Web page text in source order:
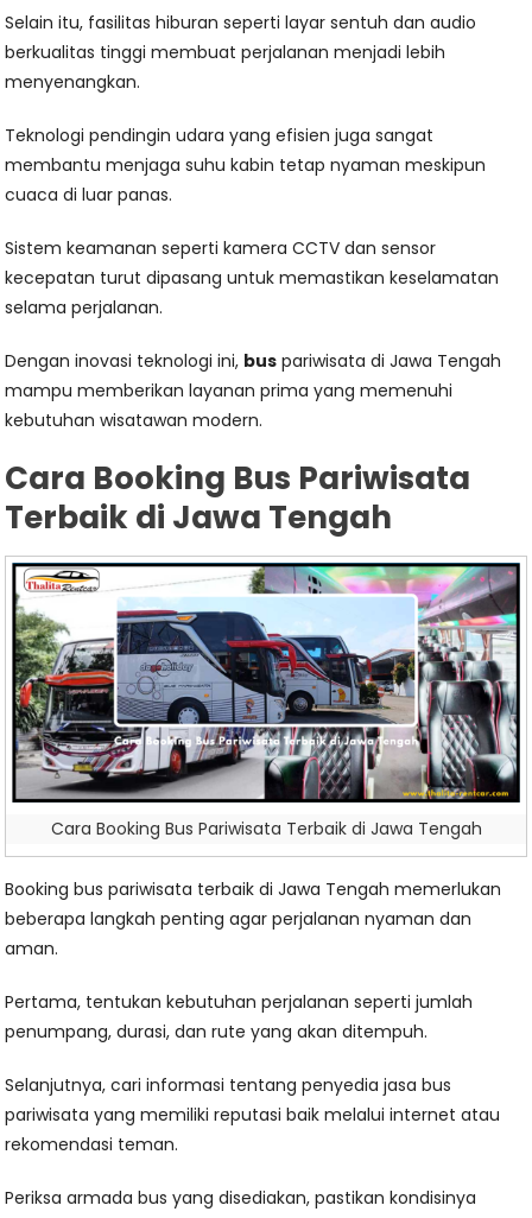
Selain itu, fasilitas hiburan seperti layar sentuh dan audio
berkualitas tinggi membuat perjalanan menjadi lebih
menyenangkan.
Teknologi pendingin udara yang efisien juga sangat
membantu menjaga suhu kabin tetap nyaman meskipun
cuaca di luar panas.
Sistem keamanan seperti kamera CCTV dan sensor
kecepatan turut dipasang untuk memastikan keselamatan
selama perjalanan.
Dengan inovasi teknologi ini, bus pariwisata di Jawa Tengah
mampu memberikan layanan prima yang memenuhi
kebutuhan wisatawan modern.
Cara Booking Bus Pariwisata
Terbaik di Jawa Tengah
Cara Booking Bus Pariwisata Terbaik di Jawa Tengah
Booking bus pariwisata terbaik di Jawa Tengah memerlukan
beberapa langkah penting agar perjalanan nyaman dan
aman.
Pertama, tentukan kebutuhan perjalanan seperti jumlah
penumpang, durasi, dan rute yang akan ditempuh.
Selanjutnya, cari informasi tentang penyedia jasa bus
pariwisata yang memiliki reputasi baik melalui internet atau
rekomendasi teman.
Periksa armada bus yang disediakan, pastikan kondisinya